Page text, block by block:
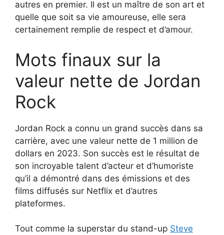
autres en premier. Il est un maître de son art et
quelle que soit sa vie amoureuse, elle sera
certainement remplie de respect et d’amour.
Mots finaux sur la
valeur nette de Jordan
Rock
Jordan Rock a connu un grand succès dans sa
carrière, avec une valeur nette de 1 million de
dollars en 2023. Son succès est le résultat de
son incroyable talent d’acteur et d’humoriste
qu’il a démontré dans des émissions et des
films diffusés sur Netflix et d’autres
plateformes.
Tout comme la superstar du stand-up Steve